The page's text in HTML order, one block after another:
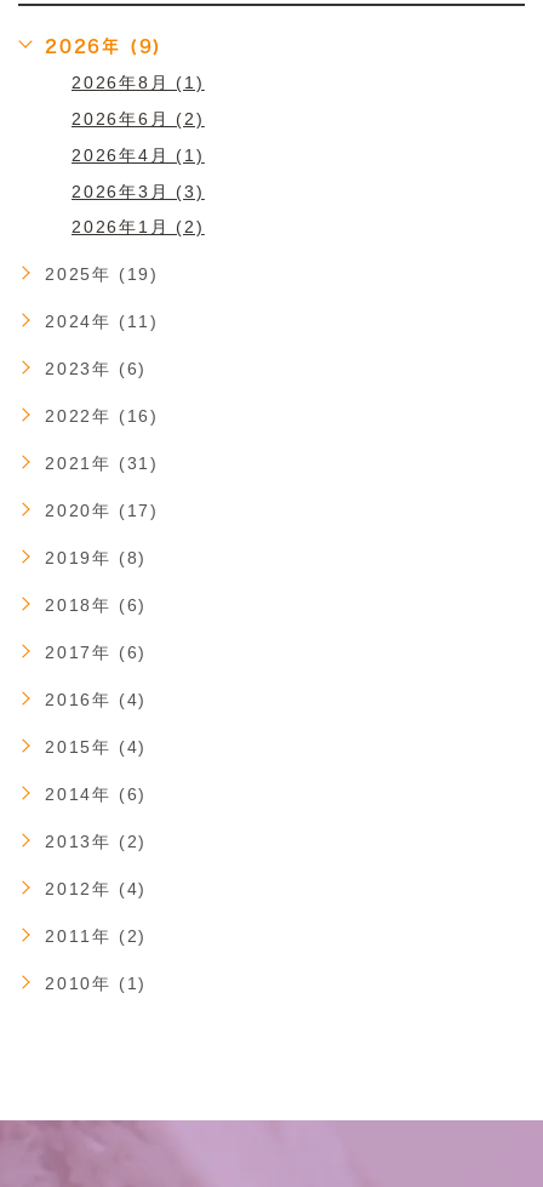
2026年 (9)
2026年8月 (1)
2026年6月 (2)
2026年4月 (1)
2026年3月 (3)
2026年1月 (2)
2025年 (19)
2024年 (11)
2023年 (6)
2022年 (16)
2021年 (31)
2020年 (17)
2019年 (8)
2018年 (6)
2017年 (6)
2016年 (4)
2015年 (4)
2014年 (6)
2013年 (2)
2012年 (4)
2011年 (2)
2010年 (1)